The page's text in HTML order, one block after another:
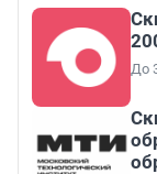
До